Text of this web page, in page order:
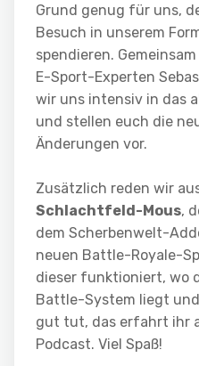
Grund genug für uns,
Besuch in unserem
spendieren.
E-Sport-Experten
wir uns intensiv in das
und stellen euch die
Änderungen vor.
Zusätzlich reden wir
Schlachtfeld-Mous,
dem Scherbenwelt-
neuen Battle-Royale-
dieser funktioniert, wo
Battle-System liegt
gut tut, das erfahrt ihr
Podcast. Viel Spaß!